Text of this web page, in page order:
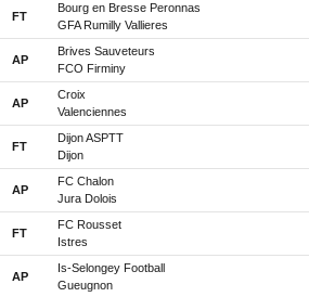
FT
Bourg en Bresse Peronnas
GFA Rumilly Vallieres
AP
Brives Sauveteurs
FCO Firminy
AP
Croix
Valenciennes
FT
Dijon ASPTT
Dijon
AP
FC Chalon
Jura Dolois
FT
FC Rousset
Istres
AP
Is-Selongey Football
Gueugnon